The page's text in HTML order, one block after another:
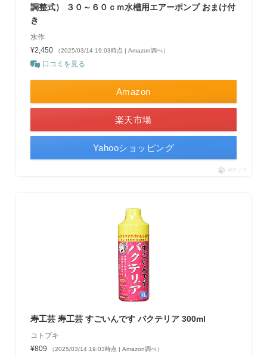
調整式） ３０～６０ｃｍ水槽用エアーポンプ おまけ付
き
水作
¥2,450
（2025/03/14 19:03時点 | Amazon調べ）
口コミを見る
Amazon
楽天市場
Yahooショッピング
ポチップ
寿工芸 寿工芸 すごいんです バクテリア 300ml
コトブキ
¥809
（2025/03/14 19:03時点 | Amazon調べ）